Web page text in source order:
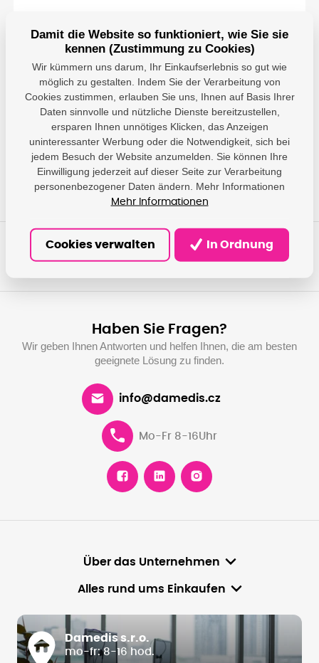
Parameter
Producer
Canon - Canon
Deutschland GMBH;
Europark Fichtenhain A
DE;
impressum@canon.de
Haben Sie Fragen?
Wir geben Ihnen Antworten und helfen Ihnen, die am besten
geeignete Lösung zu finden.
info@damedis.cz
Mo-Fr 8-16Uhr
Über das Unternehmen
Alles rund ums Einkaufen
Damedis s.r.o.
mo-fr: 8-16 hod.
Damit die Website so funktioniert, wie Sie sie
kennen (Zustimmung zu Cookies)
Wir kümmern uns darum, Ihr Einkaufserlebnis so gut wie
möglich zu gestalten. Indem Sie der Verarbeitung von
Cookies zustimmen, erlauben Sie uns, Ihnen auf Basis Ihrer
Daten sinnvolle und nützliche Dienste bereitzustellen,
ersparen Ihnen unnötiges Klicken, das Anzeigen
uninteressanter Werbung oder die Notwendigkeit, sich bei
jedem Besuch der Website anzumelden. Sie können Ihre
Einwilligung jederzeit auf dieser Seite zur Verarbeitung
personenbezogener Daten ändern. Mehr Informationen
Mehr Informationen
Cookies verwalten In Ordnung